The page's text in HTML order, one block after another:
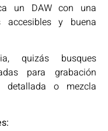
un DAW con una
accesibles y buena
quizás busques
para grabación
detallada o mezcla